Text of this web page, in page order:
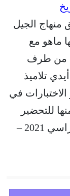
منهاج الجيل
ماهو مع
من طرف
تلاميذ
في
للتحضير
لامتحانات الفصل الثاني للموسم الدراسي 2021 –